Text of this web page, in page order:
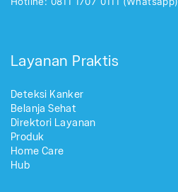
Layanan Praktis
Deteksi Kanker
Belanja Sehat
Direktori Layanan
Produk
Home Care
Hub